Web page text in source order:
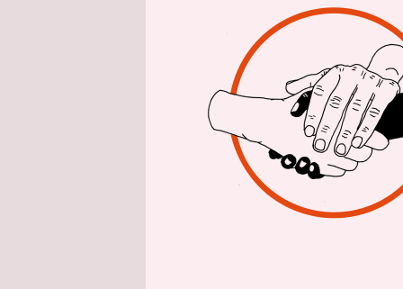
München
eine der
in
Körper ab
Adern in
Der
IT-